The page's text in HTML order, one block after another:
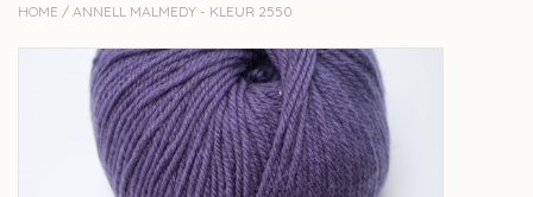
workshops
Cadeaubon
HOME / ANNELL MALMEDY - KLEUR 2550